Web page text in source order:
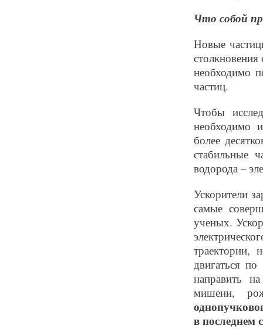
Что собой
Новые
необходимо
частиц.
Чтобы
необходимо
более
стабильные
водорода –
Ускорители
самые
ученых.
траектории,
двигаться
направить
мишени,
в последнем